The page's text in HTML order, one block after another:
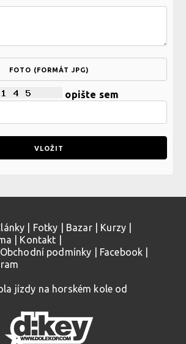
FOTO (FORMÁT JPG)
opište sem
Fotky Bazar| Kurzy
Kontakt
Obchodní podmínky Facebook
jízdy na horském kole od